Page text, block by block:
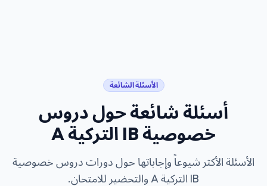
الأسئلة الشائعة
أسئلة شائعة حولدروس
خصوصية IB التركية A
الأسئلة الأكثر شيوعاً وإجاباتها حول دورات دروس خصوصية
IB التركية A
والتحضير للامتحان.